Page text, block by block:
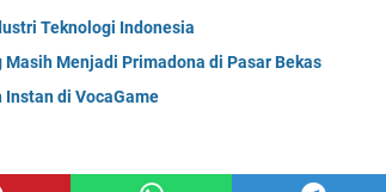
Teknologi Indonesia
Menjadi Primadona di Pasar Bekas
Instan di VocaGame